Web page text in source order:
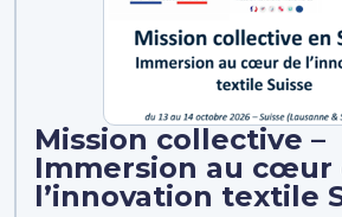
Mission collective –
Immersion au cœur
l’innovation textile